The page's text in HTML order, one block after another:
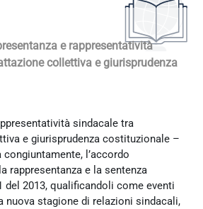
e rappresentatività
collettiva e giurisprudenza
sindacale tra
e giurisprudenza costituzionale –
congiuntamente, l’accordo
rappresentanza e la sentenza
del 2013, qualificandoli come eventi
nuova stagione di relazioni sindacali,